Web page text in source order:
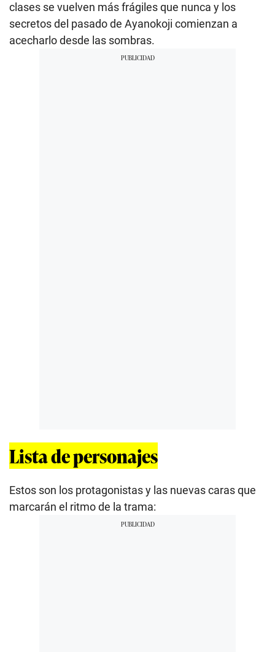
clases se vuelven más frágiles que nunca y los
secretos del pasado de Ayanokoji comienzan a
acecharlo desde las sombras.
Lista de personajes
Estos son los protagonistas y las nuevas caras que
marcarán el ritmo de la trama: